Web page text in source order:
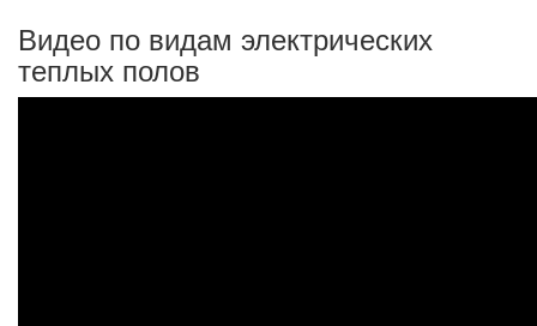
Видео по видам электрических
теплых полов